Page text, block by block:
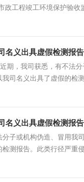
政工程竣工环境保护验
名义出具虚假检测报
期，我司获悉，有不法
司名义出具了虚假的检
名义出具虚假检测报
子或机构伪造、冒用我
检测报告。此类行径严重